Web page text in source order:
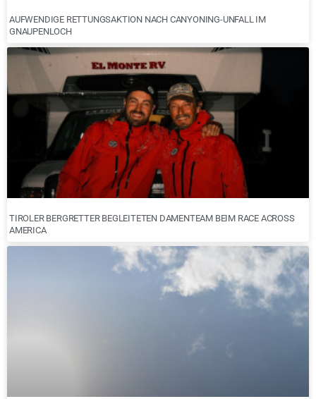
AUFWENDIGE RETTUNGSAKTION NACH CANYONING-UNFALL IM
GNAUPENLOCH
TIROLER BERGRETTER BEGLEITETEN DAMENTEAM BEIM RACE ACROSS
AMERICA